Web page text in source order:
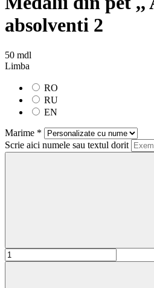
absolventi 2
50 mdl
Limba
RO
RU
EN
Marime *
Scrie aici numele sau textul dorit